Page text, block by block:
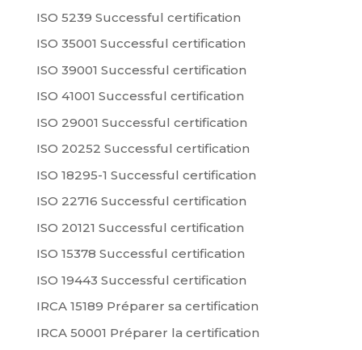
ISO 5239 Successful certification
ISO 35001 Successful certification
ISO 39001 Successful certification
ISO 41001 Successful certification
ISO 29001 Successful certification
ISO 20252 Successful certification
ISO 18295-1 Successful certification
ISO 22716 Successful certification
ISO 20121 Successful certification
ISO 15378 Successful certification
ISO 19443 Successful certification
IRCA 15189 Préparer sa certification
IRCA 50001 Préparer la certification